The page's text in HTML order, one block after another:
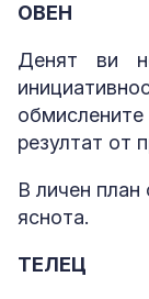
ОВЕН
Денят ви
резултат от
В личен
яснота.
ТЕЛЕЦ